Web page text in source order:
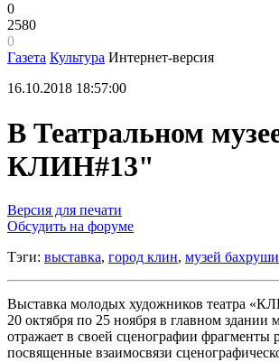
0
2580
0
Газета Культура Интернет-версия
16.10.2018 18:57:00
В Театральном
КЛИН#13"
Версия для печати
Обсудить на форуме
Тэги: выставка, город клин, музей
Выставка молодых художников театра
20 октября по 25 ноября в главном
отражает в своей сценографии фрагменты
посвященные взаимосвязи